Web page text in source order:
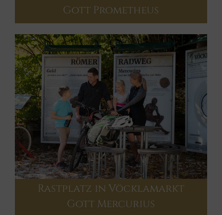
Gott Prometheus
Rastplatz in Vöcklamarkt
Gott Mercurius